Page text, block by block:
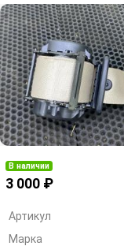
В наличии
3 000 ₽
Артикул
Марка